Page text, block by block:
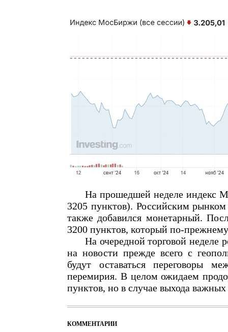
На прошедшей неделе индекс
3205 пунктов). Российским
также добавился монетарный.
3200 пунктов, который по-
На очередной торговой неделе
на новости прежде всего с
будут оставаться переговоры
перемирия. В целом ожидаем
пунктов, но в случае выхода
КОММЕНТАРИИ